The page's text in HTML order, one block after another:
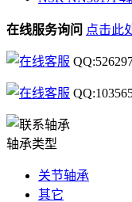
在线服务询问 点击此
轴承类型
关节轴承
其它